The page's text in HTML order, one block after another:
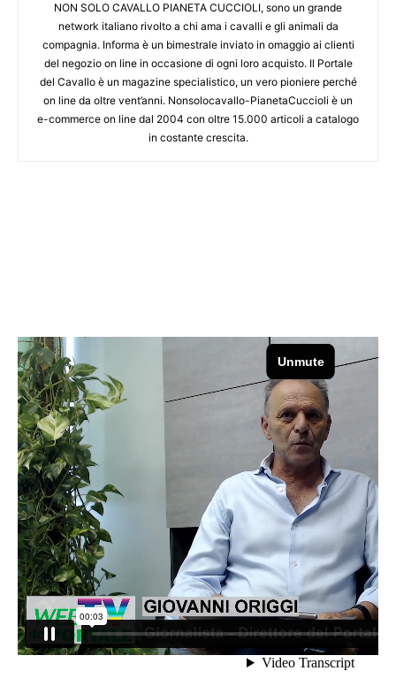
NON SOLO CAVALLO PIANETA CUCCIOLI, sono un grande
network italiano rivolto a chi ama i cavalli e gli animali da
compagnia. Informa è un bimestrale inviato in omaggio ai clienti
del negozio on line in occasione di ogni loro acquisto. Il Portale
del Cavallo è un magazine specialistico, un vero pioniere perché
on line da oltre vent’anni. Nonsolocavallo-PianetaCuccioli è un
e-commerce on line dal 2004 con oltre 15.000 articoli a catalogo
in costante crescita.